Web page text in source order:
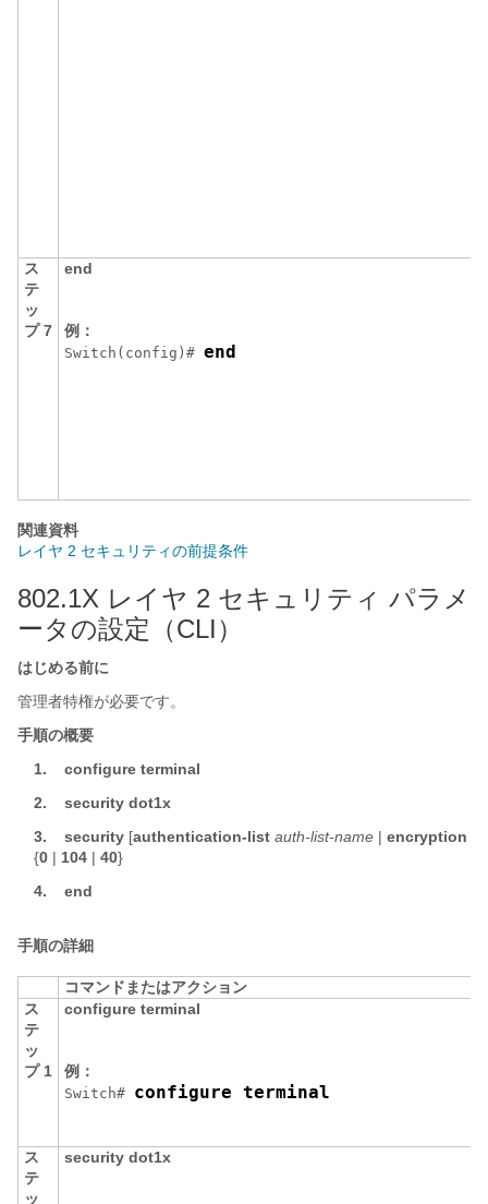
ス
テ
ッ
プ 7
end
例：
Switch (config)# end
関連資料
レイヤ 2 セキュリティの前提条件
802.1X レイヤ 2 セキュリティ パラメ
ータの設定（CLI）
はじめる前に
管理者特権が必要です。
手順の概要
1.
configure terminal
2.
security dot1x
3.
security [authentication-list auth-list-name | encryption
{0 | 104 | 40}
4.
end
手順の詳細
コマンドまたはアクション
ス
テ
ッ
プ 1
configure terminal
例：
Switch# configure terminal
ス
テ
ッ
security dot1x